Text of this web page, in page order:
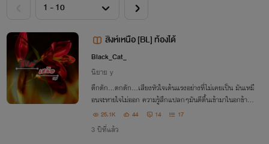
สิงห์เหนือ [BL] ท้องได้
Black_Cat_
นิยาย y
ตึกตัก…ตกตัก…เสียงหัวใจเต้นแรงอย่างที่ไม่เคยเป็น มันเหมื
อนจะหายใจไม่ออก ความรู้สึกแปลกๆมันตีตื้นเข้ามาในอกข้าง
ซ้าย แปลก…
25.1K 44 14 17
3 ปีที่แล้ว